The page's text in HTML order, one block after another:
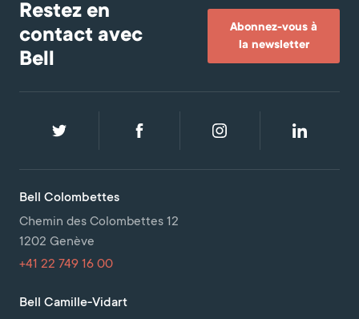
Restez en
contact avec
Bell
Abonnez-vous à
la newsletter
Bell Colombettes
Chemin des Colombettes 12
1202 Genève
+41 22 749 16 00
Bell Camille-Vidart